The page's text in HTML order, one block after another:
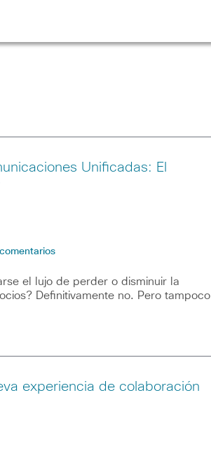
Unificadas: El
el lujo de perder o disminuir la
Definitivamente no. Pero tampoco
experiencia de colaboración